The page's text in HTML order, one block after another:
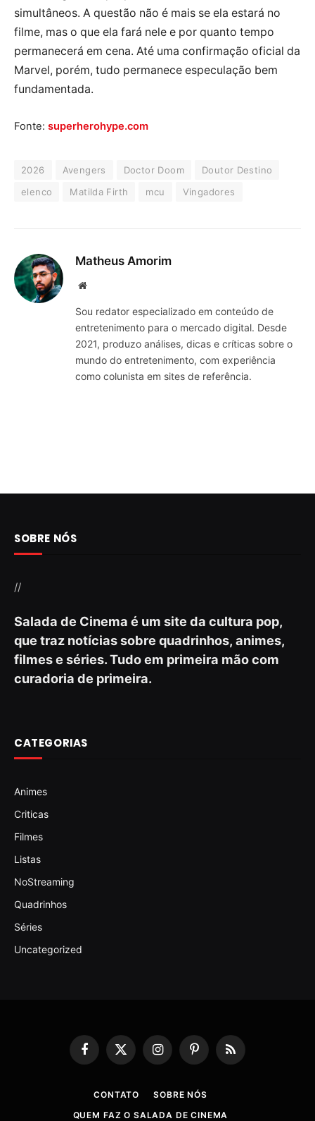
simultâneos. A questão não é mais se ela estará no
filme, mas o que ela fará nele e por quanto tempo
permanecerá em cena. Até uma confirmação oficial da
Marvel, porém, tudo permanece especulação bem
fundamentada.
Fonte: superherohype.com
2026 Avengers Doctor Doom
Doutor Destino
elenco
Matilda Firth mcu Vingadores
Matheus Amorim
Website
Sou redator especializado em conteúdo de
entretenimento para o mercado digital. Desde
2021, produzo análises, dicas e críticas sobre o
mundo do entretenimento, com experiência
como colunista em sites de referência.
SOBRE NÓS
//
Salada de Cinema é um site da cultura pop,
que traz notícias sobre quadrinhos, animes,
filmes e séries. Tudo em primeira mão com
curadoria de primeira.
CATEGORIAS
Animes
Criticas
Filmes
Listas
NoStreaming
Quadrinhos
Séries
Uncategorized
Facebook
X
(Twitter)
InstagramPinterestRSS
CONTATO
SOBRE NÓS
QUEM FAZ O SALADA DE CINEMA